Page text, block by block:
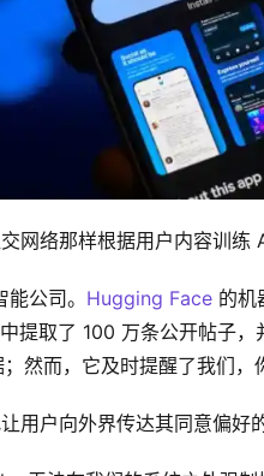
网络那样根据用户内容训练
公司。 Hugging Face 的机
提取了 100 万条公开帖子，
然而，它及时提醒了我们，
用户向外界传达其同意偏好